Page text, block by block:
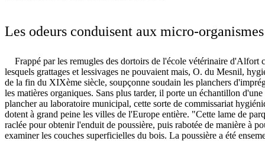
Les odeurs conduisent aux micro-organismes
Frappé par les remugles des dortoirs de l'école vétérinaire d'Alfort
lesquels grattages et lessivages ne pouvaient mais, O. du Mesnil,
de la fin du XIXème siècle, soupçonne soudain les planchers
les matières organiques. Sans plus tarder, il porte un échantillon d'une
plancher au laboratoire municipal, cette sorte de commissariat
dotent à grand peine les villes de l'Europe entière. "Cette lame de
raclée pour obtenir l'enduit de poussière, puis rabotée de manière à
examiner les couches superficielles du bois. La poussière a été